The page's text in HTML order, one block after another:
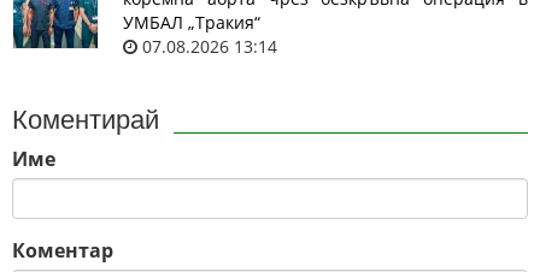
УМБАЛ „Тракия“
07.08.2026 13:14
Коментирай
Име
Коментар